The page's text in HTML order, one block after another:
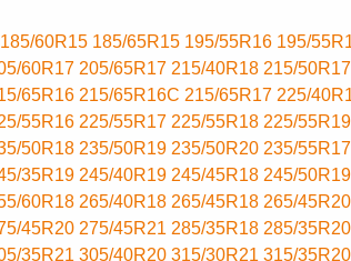
185/60R15 185/65R15 195/55R16 195/
60R17 205/65R17 215/40R18 215/50R17
65R16 215/65R16C 215/65R17 225/
55R16 225/55R17 225/55R18 225/55R19
50R18 235/50R19 235/50R20 235/55R17
35R19 245/40R19 245/45R18 245/50R19
60R18 265/40R18 265/45R18 265/45R20
45R20 275/45R21 285/35R18 285/35R20
35R21 305/40R20 315/30R21 315/35R20